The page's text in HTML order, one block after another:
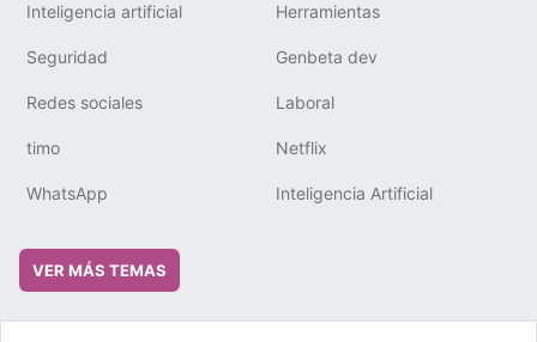
Inteligencia artificial Herramientas
Seguridad Genbeta dev
Redes sociales Laboral
timo Netflix
WhatsApp Inteligencia Artificial
VER MÁS TEMAS